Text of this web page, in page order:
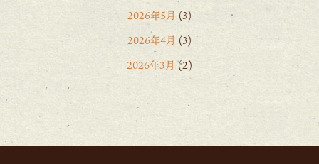
2026年5月 (3)
2026年4月 (3)
2026年3月 (2)